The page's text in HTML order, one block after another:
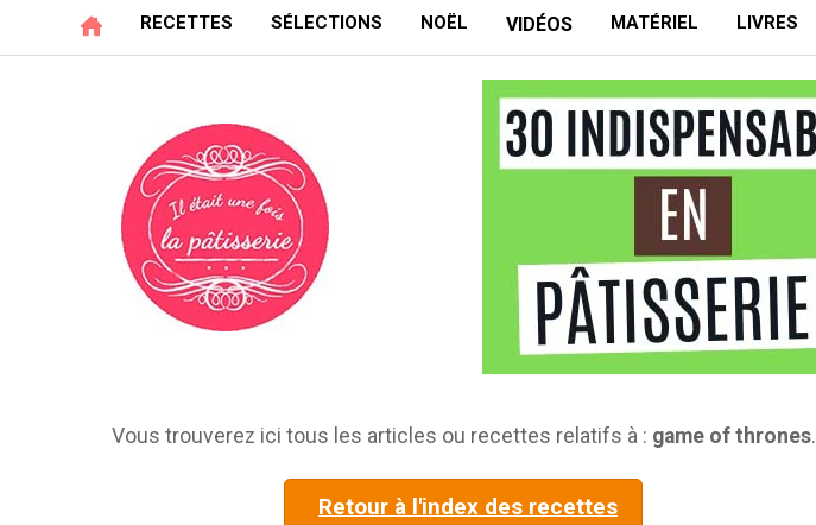
RECETTES SÉLECTIONS NOËL VIDÉOS MATÉRIEL LIVRES
Vous trouverez ici tous les articles ou recettes relatifs à : game of thrones.
Retour à l'index des recettes